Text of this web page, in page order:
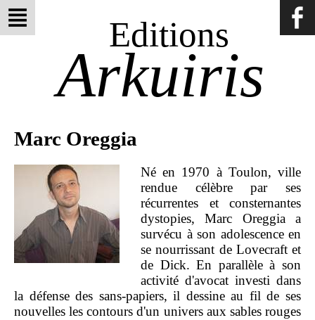
Editions
Arkuiris
Marc Oreggia
Né en 1970 à Toulon, ville
rendue célèbre par ses
récurrentes et consternantes
dystopies, Marc Oreggia a
survécu à son adolescence en
se nourrissant de Lovecraft et
de Dick. En parallèle à son
activité d'avocat investi dans
la défense des sans-papiers, il dessine au fil de ses
nouvelles les contours d'un univers aux sables rouges